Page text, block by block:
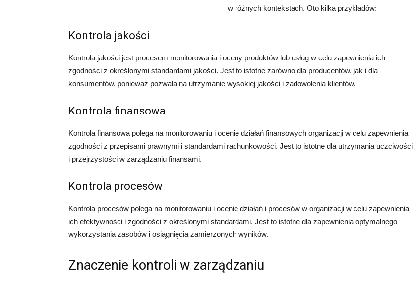
w różnych kontekstach. Oto kilka przykładów:
Kontrola jakości
Kontrola jakości jest procesem monitorowania i oceny produktów lub usług w celu zapewnienia ich
zgodności z określonymi standardami jakości. Jest to istotne zarówno dla producentów, jak i dla
konsumentów, ponieważ pozwala na utrzymanie wysokiej jakości i zadowolenia klientów.
Kontrola finansowa
Kontrola finansowa polega na monitorowaniu i ocenie działań finansowych organizacji w celu zapewnienia
zgodności z przepisami prawnymi i standardami rachunkowości. Jest to istotne dla utrzymania uczciwości
i przejrzystości w zarządzaniu finansami.
Kontrola procesów
Kontrola procesów polega na monitorowaniu i ocenie działań i procesów w organizacji w celu zapewnienia
ich efektywności i zgodności z określonymi standardami. Jest to istotne dla zapewnienia optymalnego
wykorzystania zasobów i osiągnięcia zamierzonych wyników.
Znaczenie kontroli w zarządzaniu